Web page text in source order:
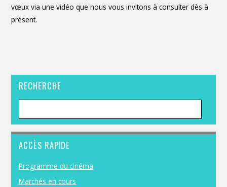
vœux via une vidéo que nous vous invitons à consulter dès à
présent.
RECHERCHE
ACCÈS RAPIDE
Programme du cinéma
Marchés en cours